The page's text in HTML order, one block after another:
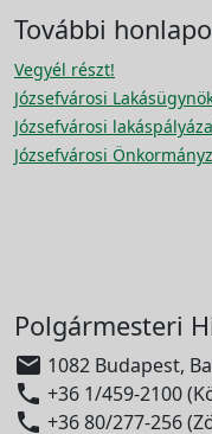
További
Vegyél részt!
Józsefvárosi
Józsefvárosi
Józsefvárosi
Polgármesteri
 1082 Budapest,
 +36 1/459-2100
 +36 80/277-256